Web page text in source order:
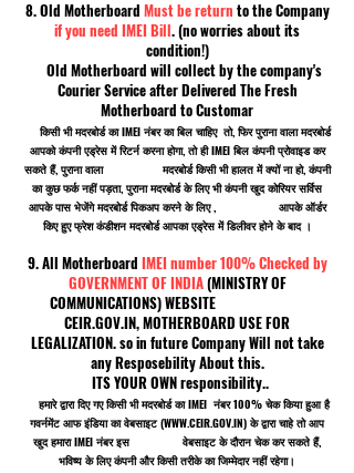
8. Old Motherboard Must be return to the Company
if you need IMEI Bill. (no worries about its
condition!)
Old Motherboard will collect by the company's
Courier Service after Delivered The Fresh
Motherboard to Customar
किसी भी मदरबोर्ड का IMEI नंबर का बिल चाहिए तो, फिर पुराना वाला मदरबोर्ड
आपको कंपनी एड्रेस में रिटर्न करना होगा, तो ही IMEI बिल कंपनी प्रोवाइड कर
सकते हैं, पुराना वाला मदरबोर्ड किसी भी हालत में क्यों ना हो, कंपनी
का कुछ फर्क नहीं पड़ता, पुराना मदरबोर्ड के लिए भी कंपनी खुद कोरियर सर्विस
आपके पास भेजेंगे मदरबोर्ड पिकअप करने के लिए , आपके ऑर्डर
किए हुए फ्रेश कंडीशन मदरबोर्ड आपका एड्रेस में डिलीवर होने के बाद ।
9. All Motherboard IMEI number 100% Checked by
GOVERNMENT OF INDIA(MINISTRY OF
COMMUNICATIONS) WEBSITE
CEIR.GOV.IN, MOTHERBOARD USE FOR
LEGALIZATION. so in future Company Will not take
any Resposebility About this.
ITS YOUR OWN responsibility..
हमारे द्वारा दिए गए किसी भी मदरबोर्ड का IMEI नंबर 100% चेक किया हुआ है
गवर्नमेंट आफ इंडिया का वेबसाइट (WWW.CEIR.GOV.IN) के द्वारा चाहे तो आप
खुद हमारा IMEI नंबर इस वेबसाइट के दौरान चेक कर सकते हैं,
भविष्य के लिए कंपनी और किसी तरीके का जिम्मेदार नहीं रहेगा।